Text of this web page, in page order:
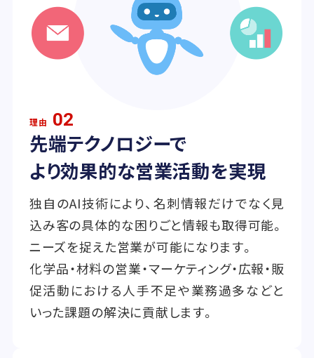
理由 02
先端テクノロジーで
より効果的な営業活動を実現
独自のAI技術により、名刺情報だけでなく見
込み客の具体的な困りごと情報も取得可能。
ニーズを捉えた営業が可能になります。
化学品・材料の営業・マーケティング・広報・販
促活動における人手不足や業務過多などと
いった課題の解決に貢献します。